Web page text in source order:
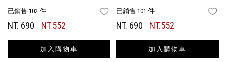
已銷售 102 件 FAVORITES
NT. 690 NT.552
加入購物車
已銷售 101 件
NT. 690 NT.552
加入購物車